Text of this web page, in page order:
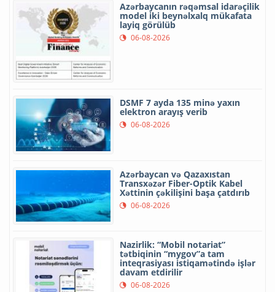
Azərbaycanın rəqəmsal idarəçilik
model iki beynəlxalq mükafata
layiq görülüb
06-08-2026
DSMF 7 ayda 135 minə yaxın
elektron arayış verib
06-08-2026
Azərbaycan və Qazaxıstan
Transxəzər Fiber-Optik Kabel
Xəttinin çəkilişini başa çatdırıb
06-08-2026
Nazirlik: “Mobil notariat”
tətbiqinin “mygov”a tam
inteqrasiyası istiqamətində işlər
davam etdirilir
06-08-2026